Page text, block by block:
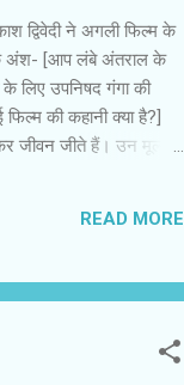
द्विवेदी ने अगली फिल्म के
के अंश- [आप लंबे अंतराल के
लिए उपनिषद गंगा की
की कहानी क्या है?]
जीवन जीते हैं। उन मूल्यों
कलाकारों का चुनाव हो
READ MORE